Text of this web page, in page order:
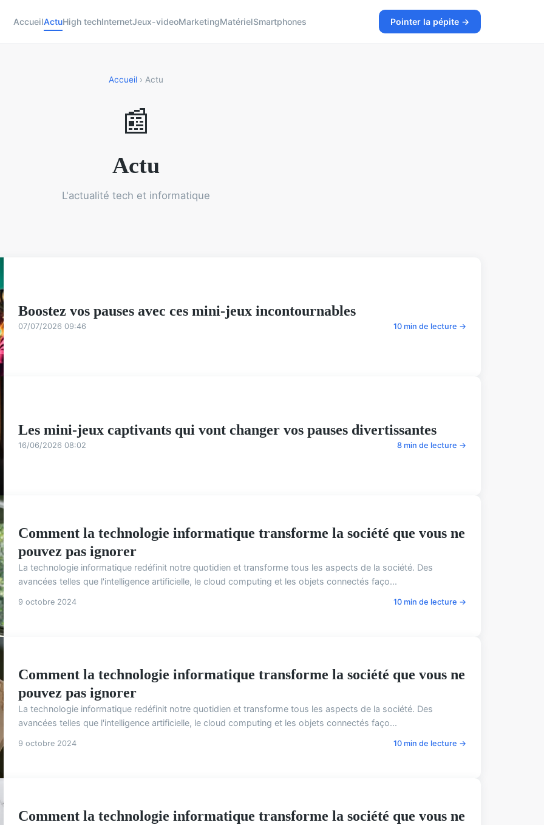
AccueilActuHigh techInternetJeux-videoMarketingMatérielSmartphones Pointer la pépite →
Accueil › Actu
📰
Actu
L'actualité tech et informatique
Boostez vos pauses avec ces mini-jeux incontournables
07/07/2026 09:46 10 min de lecture →
Les mini-jeux captivants qui vont changer vos pauses divertissantes
16/06/2026 08:02 8 min de lecture →
Comment la technologie informatique transforme la société que vous ne
pouvez pas ignorer
La technologie informatique redéfinit notre quotidien et transforme tous les aspects de la société. Des
avancées telles que l'intelligence artificielle, le cloud computing et les objets connectés faço...
9 octobre 2024 10 min de lecture →
Comment la technologie informatique transforme la société que vous ne
pouvez pas ignorer
La technologie informatique redéfinit notre quotidien et transforme tous les aspects de la société. Des
avancées telles que l'intelligence artificielle, le cloud computing et les objets connectés faço...
9 octobre 2024 10 min de lecture →
Comment la technologie informatique transforme la société que vous ne